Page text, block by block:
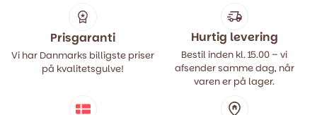
Prisgaranti
Vi har Danmarks billigste priser
på kvalitetsgulve!
Hurtig levering
Bestil inden kl. 15.00 – vi
afsender samme dag, når
varen er på lager.